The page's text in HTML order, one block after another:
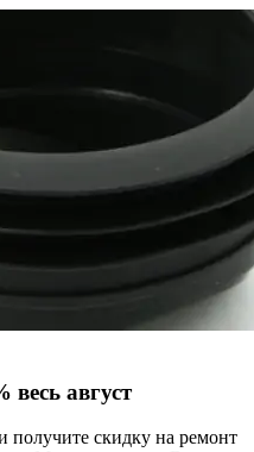
весь август
получите скидку на ремонт